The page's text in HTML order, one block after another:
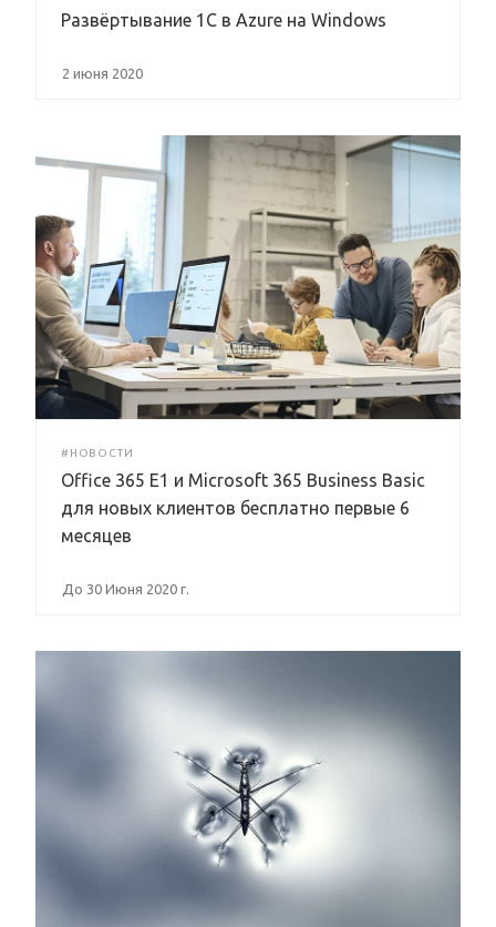
Развёртывание 1С в Azure на Windows
2 июня 2020
#НОВОСТИ
Office 365 E1 и Microsoft 365 Business Basic
для новых клиентов бесплатно первые 6
месяцев
До 30 Июня 2020 г.